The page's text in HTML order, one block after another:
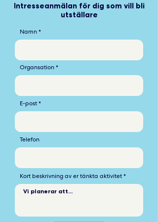
Intresseanmälan för dig som vill bli
utställare
Namn
Organsation
E-post
Telefon
Kort beskrivning av er tänkta aktivitet